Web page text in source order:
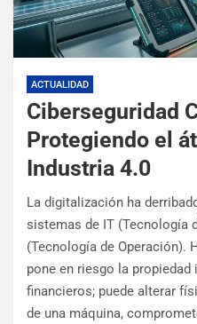
ACTUALIDAD
Ciberseguridad
Protegiendo el
Industria 4.0
La digitalización ha
sistemas de IT (Tecnología
(Tecnología de Operación).
pone en riesgo la
financieros; puede alterar
de una máquina,